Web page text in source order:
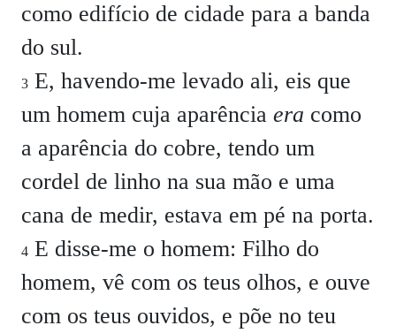
como edifício de cidade para a banda
do sul.
3 E, havendo-me levado ali, eis que
um homem cuja aparência era como
a aparência do cobre, tendo um
cordel de linho na sua mão e uma
cana de medir, estava em pé na porta.
4 E disse-me o homem: Filho do
homem, vê com os teus olhos, e ouve
com os teus ouvidos, e põe no teu